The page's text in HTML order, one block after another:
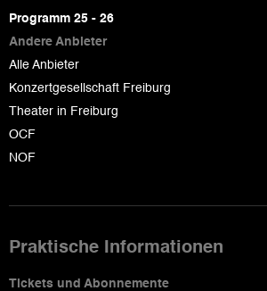
page
Programm 25 - 26
Andere Anbieter
Alle Anbieter
Konzertgesellschaft Freiburg
Theater in Freiburg
OCF
NOF
Praktische Informationen
Tickets und Abonnemente